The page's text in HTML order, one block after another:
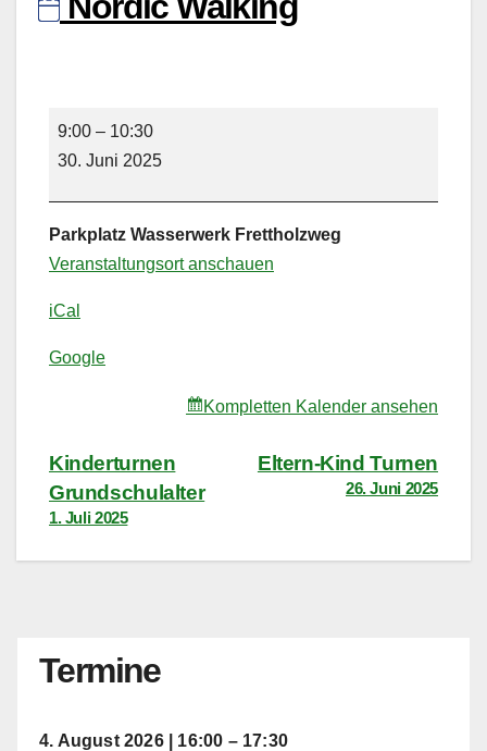
Nordic
Walking
9:00 – 10:30
30. Juni 2025
Parkplatz Wasserwerk Frettholzweg
Veranstaltungsort anschauen
iCal
Google
Kompletten Kalender ansehen
BeitragsnavigationEltern-Kind Turnen
26. Juni 2025
Kinderturnen
Grundschulalter
1. Juli 2025
Termine
4. August 2026| 16:00 – 17:30